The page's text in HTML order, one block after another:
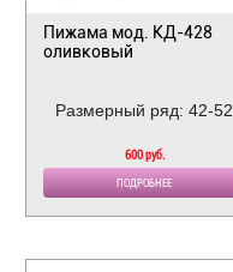
Пижама мод. КД-428
оливковый
Размерный ряд: 42-52
600 руб.
ПОДРОБНЕЕ